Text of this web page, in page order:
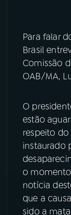
Para falar
Brasil
Comissão
OAB/MA,
O
estão
respeito
instaurado
o
notícia
que a
sido a